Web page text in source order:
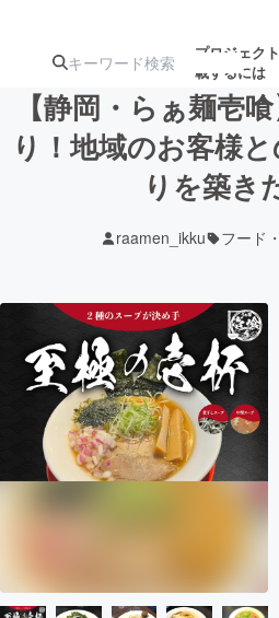
プロジェク
載するには
注目のリ 注目の新着プロ
ジェクト
テクノロジー・ガジェッ
映像・映画
ビジネス・起業
CAMPFIRE for Social Good
【静岡・らぁ麺壱
り！地域のお客様
りを築き
raamen_ikku フード